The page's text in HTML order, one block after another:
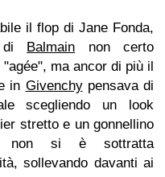
il flop di Jane Fonda,
di Balmain non certo
ma ancor di più il
in Givenchypensava di
scegliendo un look
stretto e un gonnellino
non si è sottratta
sollevando davanti ai